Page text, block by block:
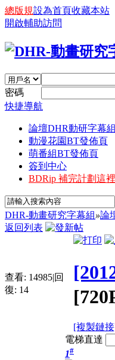
總版規設為首頁收藏本站
開啟輔助訪問
密碼
快捷導航
論壇DHR動研字幕
動漫花園BT發佈頁
萌番組BT發佈頁
簽到中心
BDRip 補完計劃這
DHR-動畫研究字幕組»論
返回列表
查看: 14985|回
復: 14
[複製鏈
電梯直達
1#